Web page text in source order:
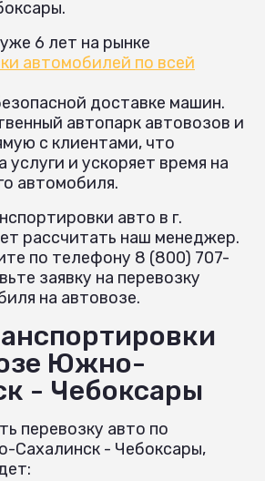
6 лет на рынке
автомобилей по всей
доставке машин.
автопарк автовозов и
с клиентами, что
услуги и ускоряет время на
автомобиля.
авто в г.
рассчитать наш менеджер.
по телефону 8 (800) 707-
заявку на перевозку
на автовозе.
Южно-
- Чебоксары
перевозку авто по
- Чебоксары,